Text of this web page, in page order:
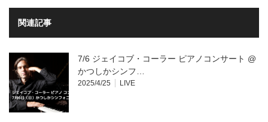
(新
い
ウ
開
き
ま
す)
ッ
(新
し
い
ウ
ィ
ン
ド
ウ
関連記事
7/6 ジェイコブ・コーラー ピアノコンサート @
かつしかシンフ…
2025/4/25 LIVE